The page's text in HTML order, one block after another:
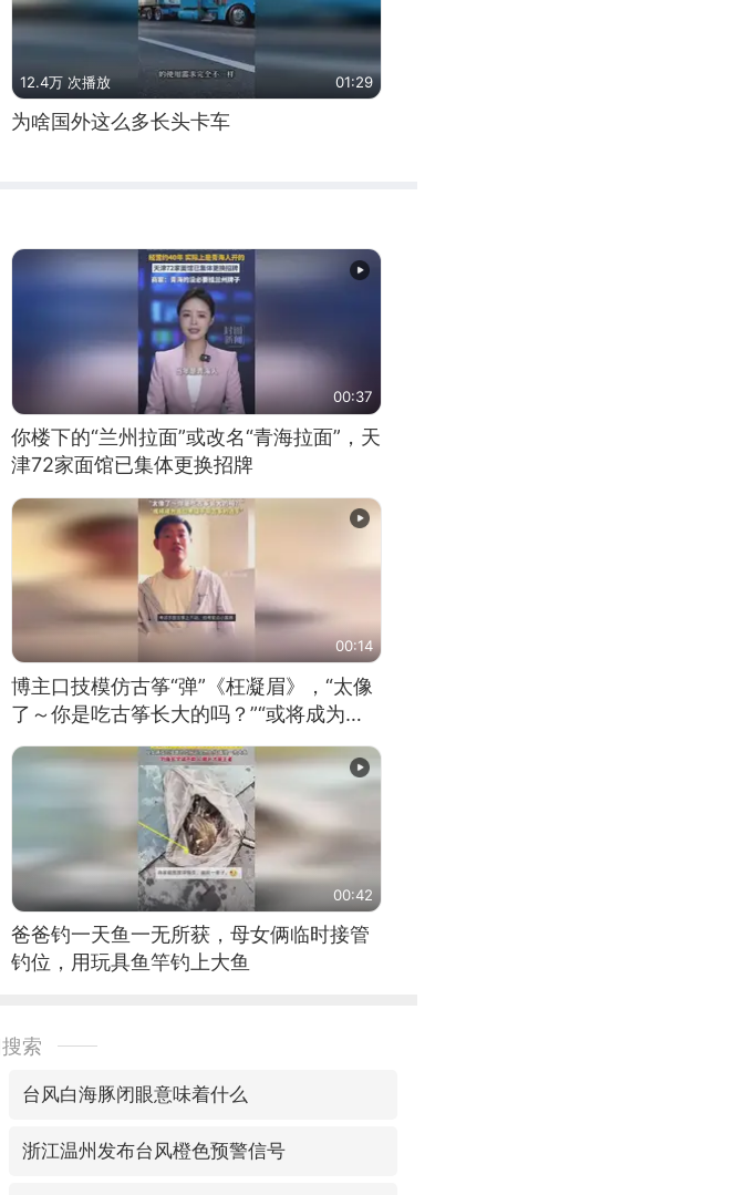
12.4万 次播放 01:29
为啥国外这么多长头卡车
00:37
你楼下的“兰州拉面”或改名“青海拉面”，天
津72家面馆已集体更换招牌
00:14
博主口技模仿古筝“弹”《枉凝眉》，“太像
了～你是吃古筝长大的吗？”“或将成为首
位考级不带古筝的选手。”（来源：新华每
日电讯）
00:42
爸爸钓一天鱼一无所获，母女俩临时接管
钓位，用玩具鱼竿钓上大鱼
索
台风白海豚闭眼意味着什么
浙江温州发布台风橙色预警信号